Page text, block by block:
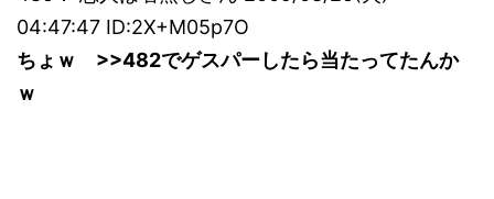
04:47:47 ID:2X+M05p7O
ちょｗ >>482でゲスパーしたら当たってたんか
ｗ